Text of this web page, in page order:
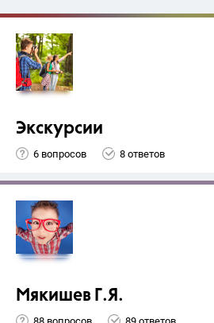
Экскурсии
6 вопросов 8 ответов
Мякишев Г.Я.
88 вопросов 89 ответов